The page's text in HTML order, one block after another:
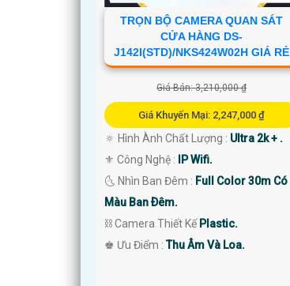
TRỌN BỘ CAMERA QUAN SÁT
CỬA HÀNG DS-
J142I(STD)/NKS424W02H GIÁ RẺ
Giá Bán: 3,210,000 ₫
Giá Khuyến Mại: 2,247,000 ₫
🔅 Hình Ành Chất Lượng : Ultra 2k + .
⚜️ Công Nghệ :
IP Wifi.
🌜 Nhìn Ban Đêm : Full Color 30m Có
Màu Ban Ðêm.
⛓ Camera Thiết Kế Plastic.
️♚ Ưu Điểm :Thu Âm Và Loa.